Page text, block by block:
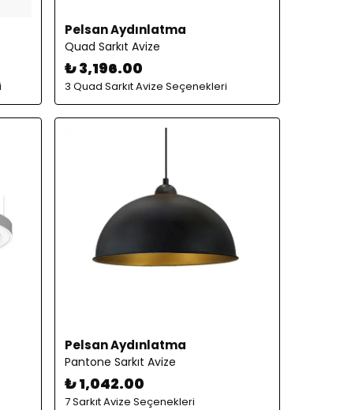
Pelsan Aydınlatma
Quad Sarkıt Avize
₺ 3,196.00
3 Quad Sarkıt Avize Seçenekleri
Pelsan Aydınlatma
Pantone Sarkıt Avize
₺ 1,042.00
7 Sarkıt Avize Seçenekleri